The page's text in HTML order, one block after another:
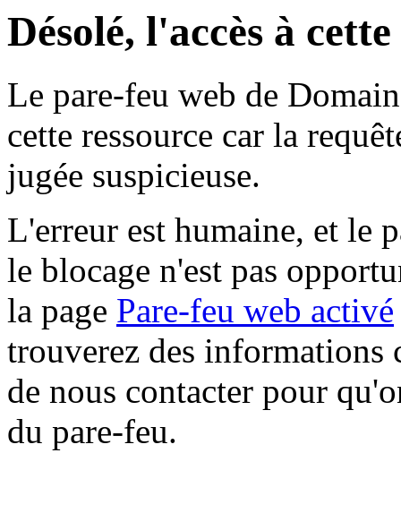
Désolé, l'accès à
Le pare-feu web de
cette ressource car la
jugée suspicieuse.
L'erreur est humaine, et le
le blocage n'est pas
la page Pare-feu web activé
trouverez des informations
de nous contacter pour
du pare-feu.